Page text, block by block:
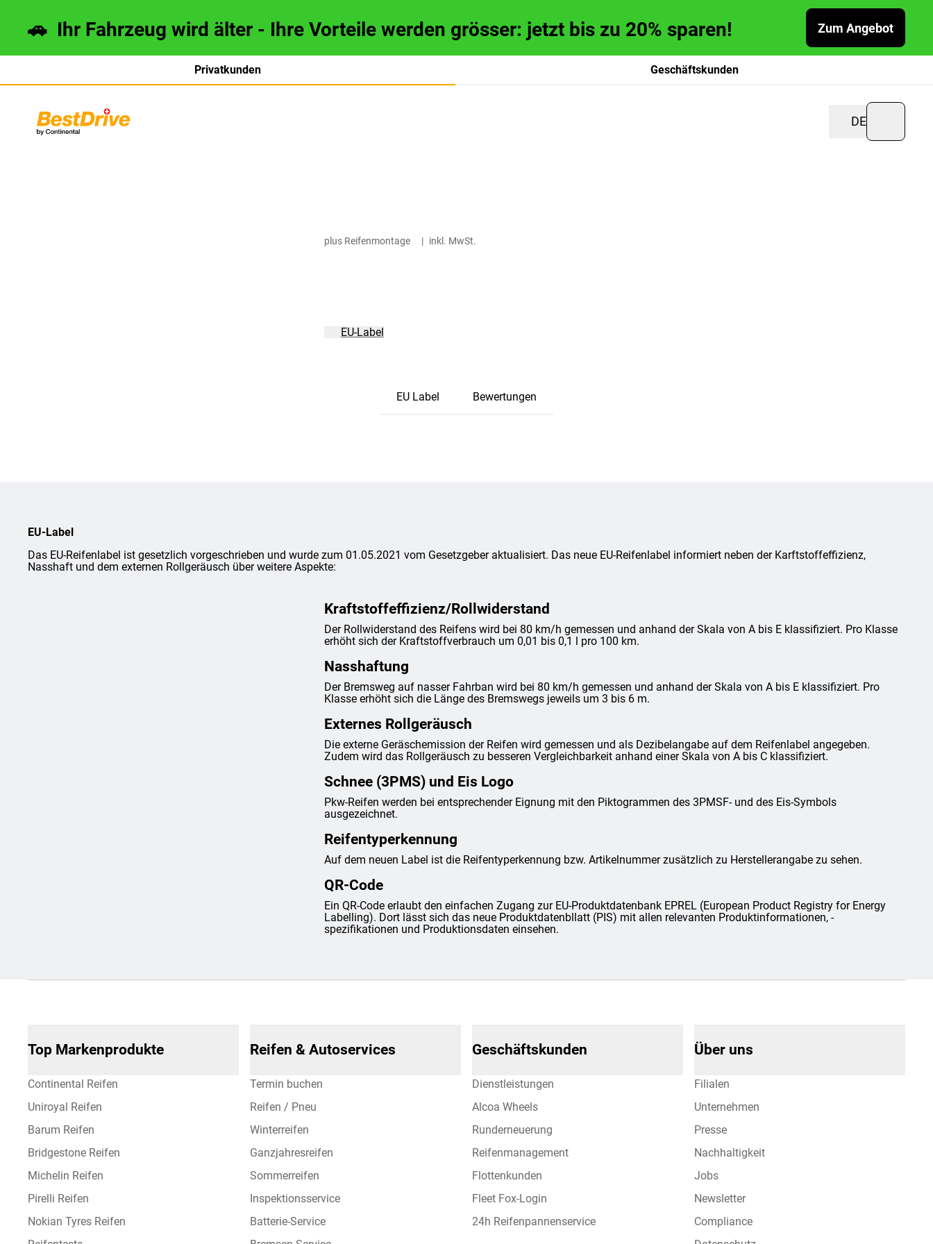
🚗 Ihr Fahrzeug wird älter - Ihre Vorteile werden grösser: jetzt bis zu 20% sparen! Zum Angebot
Privatkunden Geschäftskunden
DE
français
plus Reifenmontage | inkl. MwSt.
EU-Label
EU Label Bewertungen
EU-Label
Das EU-Reifenlabel ist gesetzlich vorgeschrieben und wurde zum 01.05.2021 vom Gesetzgeber aktualisiert. Das neue EU-Reifenlabel informiert neben der Karftstoffeffizienz,
Nasshaft und dem externen Rollgeräusch über weitere Aspekte:
Kraftstoffeffizienz/Rollwiderstand
Der Rollwiderstand des Reifens wird bei 80 km/h gemessen und anhand der Skala von A bis E klassifiziert. Pro Klasse
erhöht sich der Kraftstoffverbrauch um 0,01 bis 0,1 l pro 100 km.
Nasshaftung
Der Bremsweg auf nasser Fahrban wird bei 80 km/h gemessen und anhand der Skala von A bis E klassifiziert. Pro
Klasse erhöht sich die Länge des Bremswegs jeweils um 3 bis 6 m.
Externes Rollgeräusch
Die externe Geräschemission der Reifen wird gemessen und als Dezibelangabe auf dem Reifenlabel angegeben.
Zudem wird das Rollgeräusch zu besseren Vergleichbarkeit anhand einer Skala von A bis C klassifiziert.
Schnee (3PMS) und Eis Logo
Pkw-Reifen werden bei entsprechender Eignung mit den Piktogrammen des 3PMSF- und des Eis-Symbols
ausgezeichnet.
Reifentyperkennung
Auf dem neuen Label ist die Reifentyperkennung bzw. Artikelnummer zusätzlich zu Herstellerangabe zu sehen.
QR-Code
Ein QR-Code erlaubt den einfachen Zugang zur EU-Produktdatenbank EPREL (European Product Registry for Energy
Labelling). Dort lässt sich das neue Produktdatenbllatt (PIS) mit allen relevanten Produktinformationen, -
spezifikationen und Produktionsdaten einsehen.
Top Markenprodukte
Continental Reifen
Uniroyal Reifen
Barum Reifen
Bridgestone Reifen
Michelin Reifen
Pirelli Reifen
Nokian Tyres Reifen
Reifen & Autoservices
Termin buchen
Reifen / Pneu
Winterreifen
Ganzjahresreifen
Sommerreifen
Inspektionsservice
Batterie-Service
Geschäftskunden
Dienstleistungen
Alcoa Wheels
Runderneuerung
Reifenmanagement
Flottenkunden
Fleet Fox-Login
24h Reifenpannenservice
Über uns
Filialen
Unternehmen
Presse
Nachhaltigkeit
Jobs
Newsletter
Compliance